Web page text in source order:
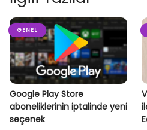
GENEL
Google Play Store
aboneliklerinin iptalinde yeni
seçenek